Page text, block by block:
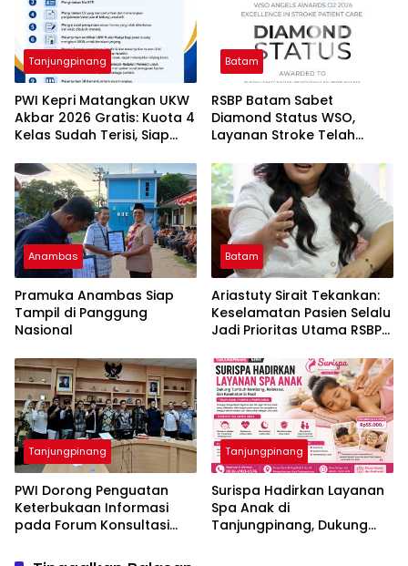
Tanjungpinang
PWI Kepri Matangkan UKW
Akbar 2026 Gratis: Kuota 4
Kelas Sudah Terisi, Siap
Animo Tinggi
Batam
RSBP Batam Sabet
Diamond Status WSO,
Layanan Stroke Telah
Internasional
Anambas
Pramuka Anambas Siap
Tampil di Panggung
Nasional
Batam
Ariastuty Sirait Tekankan:
Keselamatan Pasien Selalu
Jadi Prioritas Utama RSBP
Tanjungpinang
PWI Dorong Penguatan
Keterbukaan Informasi
pada Forum Konsultasi
Tanjungpinang
Surispa Hadirkan Layanan
Spa Anak di
Tanjungpinang, Dukung